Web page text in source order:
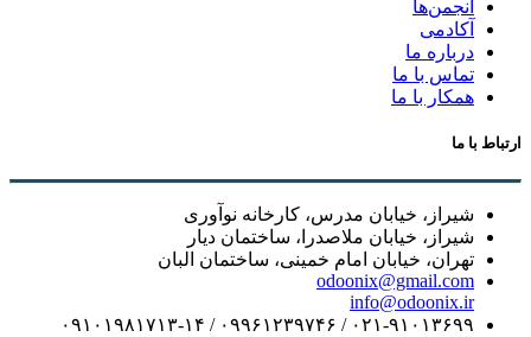
انجمن‌ها
آکادمی
درباره ما
تماس با ما
همکار با ما
ارتباط با ما
شیراز، خیابان مدرس، کارخانه نوآوری
شیراز، خیابان ملاصدرا، ساختمان دیار
تهران، خیابان امام خمینی، ساختمان البان
odoonix@gmail.com
info@odoonix.ir
۰۲۱-۹۱۰۱۳۶۹۹ / ۰۹۹۶۱۲۳۹۷۴۶ / ۰۹۱۰۱۹۸۱۷۱۳-۱۴